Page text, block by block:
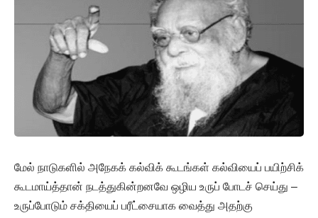
மேல் நாடுகளில் அநேகக் கல்விக் கூடங்கள் கல்வியைப் பயிற்சிக்
கூடமாய்த்தான் நடத்துகின்றனவே ஒழிய உருப் போடச் செய்து –
உருப்போடும் சக்தியைப் பரீட்சையாக வைத்து அதற்கு